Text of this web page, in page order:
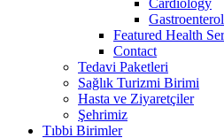
Featured Health
Contact
Tedavi Paketleri
Sağlık Turizmi Birimi
Hasta ve Ziyaretçiler
Şehrimiz
Tıbbi Birimler